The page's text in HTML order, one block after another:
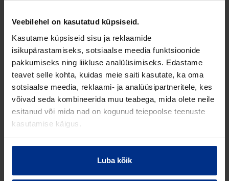
Veebilehel on kasutatud küpsiseid.
Kasutame küpsiseid sisu ja reklaamide
isikupärastamiseks, sotsiaalse meedia funktsioonide
pakkumiseks ning liikluse analüüsimiseks. Edastame
teavet selle kohta, kuidas meie saiti kasutate, ka oma
sotsiaalse meedia, reklaami- ja analüüsipartneritele, kes
võivad seda kombineerida muu teabega, mida olete neile
esitanud või mida nad on kogunud teiepoolse teenuste
kasutamise käigus.
Luba kõik
PE100 VEETORUD PN16 SDR11
PE100 PN16 SDR11 veetorud lattidena on
läbimõõtudega DN/OD 25mm kuni DN/OD
400mm.
RP ID: 203616